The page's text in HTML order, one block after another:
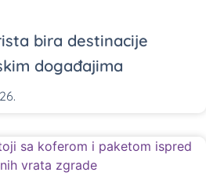
bira destinacije
događajima